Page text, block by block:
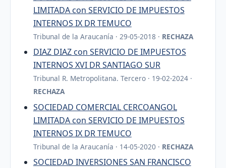
LIMITADA con SERVICIO DE IMPUESTOS
INTERNOS IX DR TEMUCO
Tribunal de la Araucanía · 29-05-2018 · RECHAZA
DIAZ DIAZ con SERVICIO DE IMPUESTOS
INTERNOS XVI DR SANTIAGO SUR
Tribunal R. Metropolitana. Tercero · 19-02-2024 ·
RECHAZA
SOCIEDAD COMERCIAL CERCOANGOL
LIMITADA con SERVICIO DE IMPUESTOS
INTERNOS IX DR TEMUCO
Tribunal de la Araucanía · 14-05-2020 · RECHAZA
SOCIEDAD INVERSIONES SAN FRANCISCO